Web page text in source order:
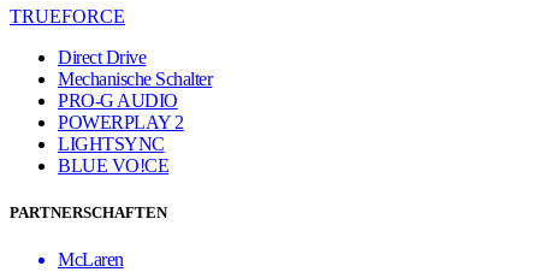
TRUEFORCE
Direct Drive
Mechanische Schalter
PRO-G AUDIO
POWERPLAY 2
LIGHTSYNC
BLUE VO!CE
PARTNERSCHAFTEN
McLaren